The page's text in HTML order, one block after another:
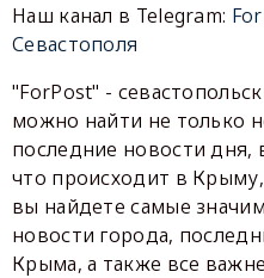
Наш канал в Telegram:
Севастополя
"ForPost" -
можно найти не только
последние новости дня,
что происходит в
вы найдете самые
новости города,
Крыма, а также все